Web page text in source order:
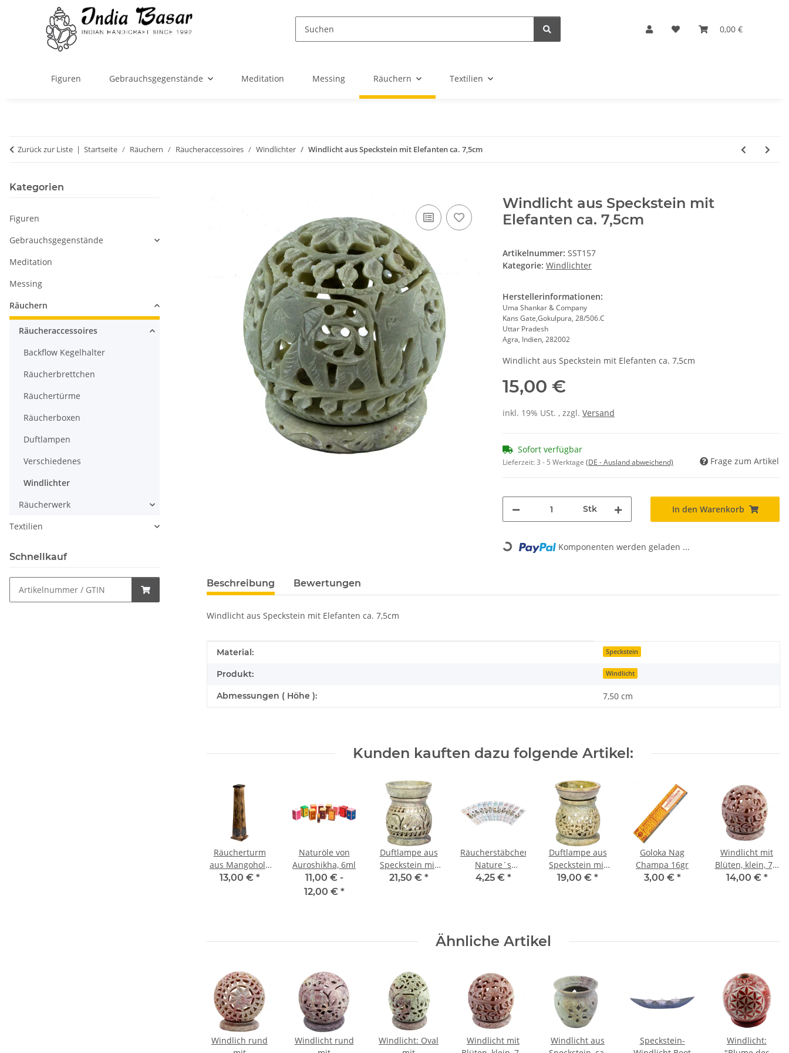
0,00 €
Figuren Gebrauchsgegenstände Meditation Messing Räuchern Textilien
Zurück zur Liste Startseite Räuchern Räucheraccessoires Windlichter Windlicht aus Speckstein mit Elefanten ca. 7,5cm
Windlicht aus Speckstein mit
Elefanten ca. 7,5cm
Artikelnummer: SST157
Kategorie: Windlichter
Herstellerinformationen:
Uma Shankar & Company
Kans Gate,Gokulpura, 28/506.C
Uttar Pradesh
Agra, Indien, 282002
Windlicht aus Speckstein mit Elefanten ca. 7,5cm
15,00 €
inkl. 19% USt. , zzgl. Versand
Sofort verfügbar
Lieferzeit:3 - 5 Werktage (DE - Ausland abweichend) Frage zum Artikel
Stk In den Warenkorb
Loading... Komponenten werden geladen ...
Beschreibung Bewertungen
Windlicht aus Speckstein mit Elefanten ca. 7,5cm
Produkteigenschaft
Wert
Material: Speckstein
Produkt: Windlicht
Abmessungen ( Höhe ): 7,50 cm
Kunden kauften dazu folgende Artikel:
Räucherturm
aus Mangoholz
viereckig mit
13,00 € *
Naturöle von
Auroshikha, 6ml
11,00 € -
12,00 € *
Duftlampe aus
Speckstein mit
Elefantenmotiven
21,50 € *
Räucherstäbchen
Nature´s
Garden, 20 Stk.
4,25 € *
Duftlampe aus
Speckstein mit
Rankenmotiven
19,00 € *
Goloka Nag
Champa 16gr
3,00 € *
Windlicht mit
Blüten, klein, 7,5
cm.
14,00 € *
Ähnliche Artikel
Windlich rund
Windlicht rund
Windlicht: Oval
Windlicht mit
Windlicht aus
Speckstein-
Windlicht:
Kategorien
Figuren
Gebrauchsgegenstände
Meditation
Messing
Räuchern
Räucheraccessoires
Backflow Kegelhalter
Räucherbrettchen
Räuchertürme
Räucherboxen
Duftlampen
Verschiedenes
Windlichter
Räucherwerk
Textilien
Schnellkauf